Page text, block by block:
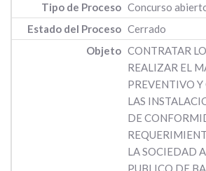
Concurso
Cerrado
CONTRATAR
REALIZAR EL
PREVENTIVO
LAS
DE
LA SOCIEDAD
PUBLICO DE